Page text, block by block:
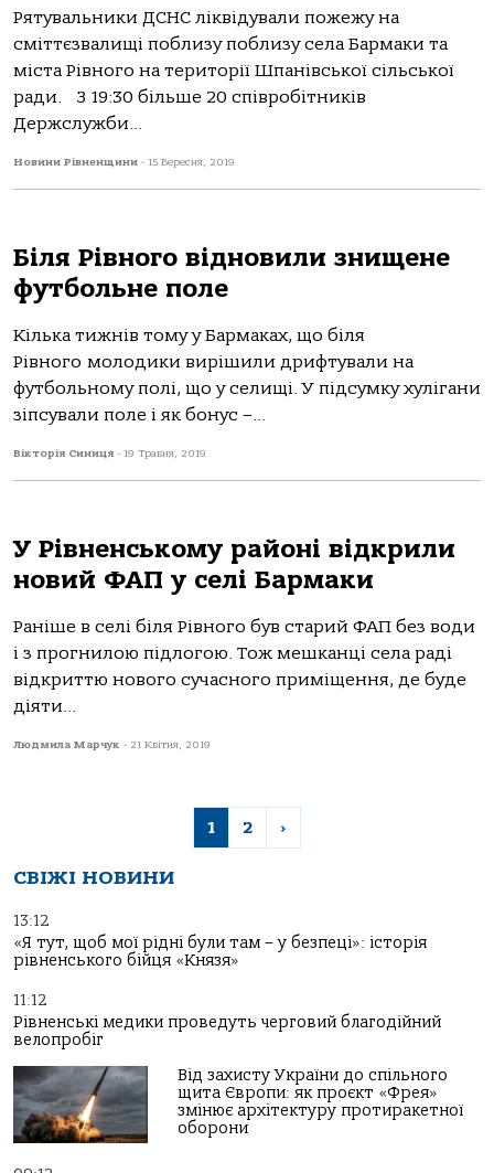
Рятувальники ДСНС ліквідували пожежу на
сміттєзвалищі поблизу поблизу села Бармаки та
міста Рівного на території Шпанівської сільської
ради. З 19:30 більше 20 співробітників
Держслужби...
Новини Рівненщини - 15 Вересня, 2019
Біля Рівного відновили знищене
футбольне поле
Кілька тижнів тому у Бармаках, що біля
Рівного молодики вирішили дрифтували на
футбольному полі, що у селищі. У підсумку хулігани
зіпсували поле і як бонус –...
Вікторія Синиця - 19 Травня, 2019
У Рівненському районі відкрили
новий ФАП у селі Бармаки
Раніше в селі біля Рівного був старий ФАП без води
і з прогнилою підлогою. Тож мешканці села раді
відкриттю нового сучасного приміщення, де буде
діяти...
Людмила Марчук - 21 Квітня, 2019
1 2 ›
СВІЖІ НОВИНИ
13:12
«Я тут, щоб мої рідні були там – у безпеці»: історія
рівненського бійця «Князя»
11:12
Рівненські медики проведуть черговий благодійний
велопробіг
Від захисту України до спільного
щита Європи: як проєкт «Фрея»
змінює архітектуру протиракетної
оборони